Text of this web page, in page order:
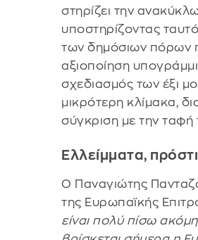
στηρίζει την
υποστηρίζοντας
των δημόσιων πόρων
αξιοποίηση
σχεδιασμός των έξι
μικρότερη κλίμακα,
σύγκριση με την
Ελλείμματα,
Ο Παναγιώτης
της Ευρωπαϊκής
είναι πολύ πίσω